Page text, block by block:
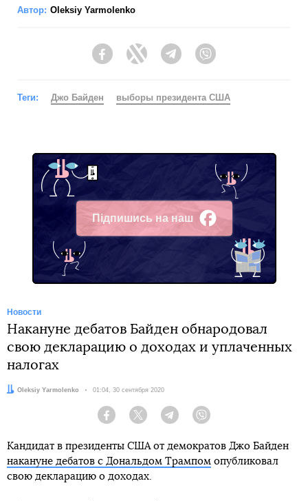
Автор: Oleksiy Yarmolenko
FacebookTwitter Telegram
Теги: Джо Байден выборы президента США
Підпишись на наш
Facebook
Новости
Накануне дебатов Байден обнародовал
свою декларацию о доходах и уплаченных
налогах
Автор:
Oleksiy Yarmolenko Дата:
01:04, 30 сентября 2020
Facebook Twitter Telegram
Кандидат в президенты США от демократов Джо Байден
накануне дебатов с Дональдом Трампом опубликовал
свою декларацию о доходах.